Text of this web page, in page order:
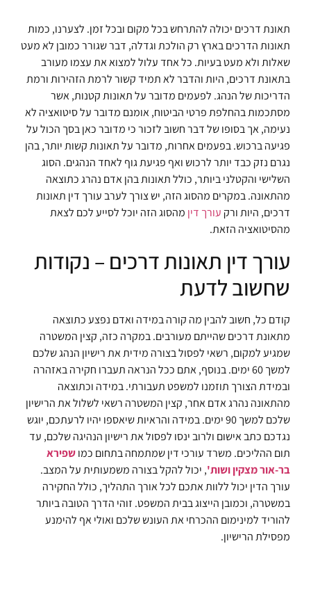
תאונת דרכים יכולה להתרחש בכל מקום ובכל זמן. לצערנו, כמות
תאונות הדרכים בארץ רק הולכת וגדלה, דבר שגורר כמובן לא מעט
שאלות ולא מעט בעיות. כל אחד עלול למצוא את עצמו מעורב
בתאונת דרכים, היות והדבר לא תמיד קשור לרמת הזהירות ורמת
הדריכות של הנהג. לפעמים מדובר על תאונות קטנות, אשר
מסתכמות בהחלפת פרטי הביטוח, אומנם מדובר על סיטואציה לא
נעימה, אך בסופו של דבר חשוב לזכור כי מדובר כאן בסך הכול על
פגיעה ברכוש. בפעמים אחרות, מדובר על תאונות קשות יותר, בהן
נגרם נזק כבד יותר לרכוש ואף פגיעת גוף לאחד הנהגים. הסוג
השלישי והקטלני ביותר, כולל תאונות בהן אדם נהרג כתוצאה
מהתאונה. במקרים מהסוג הזה, יש צורך לערב עורך דין תאונות
דרכים, היות ורק עורך דין מהסוג הזה יוכל לסייע לכם לצאת
מהסיטואציה הזאת.
עורך דין תאונות דרכים – נקודות
שחשוב לדעת
קודם כל, חשוב להבין מה קורה במידה ואדם נפצע כתוצאה
מתאונת דרכים שהייתם מעורבים. במקרה כזה, קצין המשטרה
שמגיע למקום, רשאי לפסול בצורה מידית את רישיון הנהג שלכם
למשך 60 ימים. בנוסף, אתם ככל הנראה תעברו חקירה באזהרה
ובמידת הצורך תוזמנו למשפט תעבורתי. במידה וכתוצאה
מהתאונה נהרג אדם אחר, קצין המשטרה רשאי לשלול את הרישיון
שלכם למשך 90 ימים. במידה והראיות שיאספו יהיו לרעתכם, יוגש
נגדכם כתב אישום ולרוב ינסו לפסול את רישיון הנהיגה שלכם, עד
תום ההליכים. משרד עורכי דין שמתמחה בתחום כמושפירא
בר-אור מצקין ושות', יכול להקל בצורה משמעותית על המצב.
עורך הדין יכול ללוות אתכם לכל אורך התהליך, כולל החקירה
במשטרה, וכמובן הייצוג בבית המשפט. זוהי הדרך הטובה ביותר
להוריד למינימום ההכרחי את העונש שלכם ואולי אף להימנע
מפסילת הרישיון.